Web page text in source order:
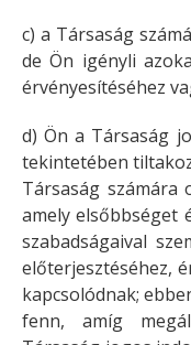
c) a Társaság
de Ön igényli
érvényesítéséhez
d) Ön a Társaság
tekintetében
Társaság számára
amely elsőbbséget
szabadságaival
előterjesztéséhez,
kapcsolódnak;
fenn, amíg